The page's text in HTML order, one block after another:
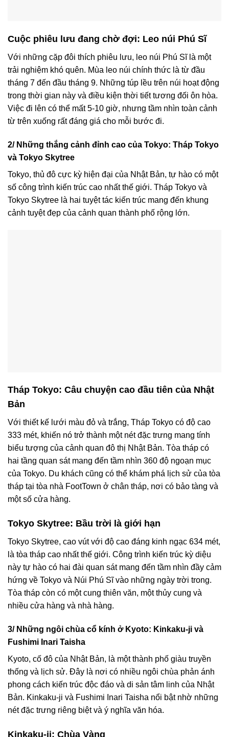
Cuộc phiêu lưu đang chờ đợi: Leo núi Phú Sĩ
Với những cặp đôi thích phiêu lưu, leo núi Phú Sĩ là một
trải nghiệm khó quên. Mùa leo núi chính thức là từ đầu
tháng 7 đến đầu tháng 9. Những túp lều trên núi hoạt động
trong thời gian này và điều kiện thời tiết tương đối ôn hòa.
Việc đi lên có thể mất 5-10 giờ, nhưng tầm nhìn toàn cảnh
từ trên xuống rất đáng giá cho mỗi bước đi.
2/ Những thắng cảnh đỉnh cao của Tokyo: Tháp Tokyo
và Tokyo Skytree
Tokyo, thủ đô cực kỳ hiện đại của Nhật Bản, tự hào có một
số công trình kiến trúc cao nhất thế giới. Tháp Tokyo và
Tokyo Skytree là hai tuyệt tác kiến trúc mang đến khung
cảnh tuyệt đẹp của cảnh quan thành phố rộng lớn.
Tháp Tokyo: Câu chuyện cao đầu tiên của Nhật
Bản
Với thiết kế lưới màu đỏ và trắng, Tháp Tokyo có độ cao
333 mét, khiến nó trở thành một nét đặc trưng mang tính
biểu tượng của cảnh quan đô thị Nhật Bản. Tòa tháp có
hai tầng quan sát mang đến tầm nhìn 360 độ ngoạn mục
của Tokyo. Du khách cũng có thể khám phá lịch sử của tòa
tháp tại tòa nhà FootTown ở chân tháp, nơi có bảo tàng và
một số cửa hàng.
Tokyo Skytree: Bầu trời là giới hạn
Tokyo Skytree, cao vút với độ cao đáng kinh ngạc 634 mét,
là tòa tháp cao nhất thế giới. Công trình kiến trúc kỳ diệu
này tự hào có hai đài quan sát mang đến tầm nhìn đầy cảm
hứng về Tokyo và Núi Phú Sĩ vào những ngày trời trong.
Tòa tháp còn có một cung thiên văn, một thủy cung và
nhiều cửa hàng và nhà hàng.
3/ Những ngôi chùa cổ kính ở Kyoto: Kinkaku-ji và
Fushimi Inari Taisha
Kyoto, cố đô của Nhật Bản, là một thành phố giàu truyền
thống và lịch sử. Đây là nơi có nhiều ngôi chùa phản ánh
phong cách kiến trúc độc đáo và di sản tâm linh của Nhật
Bản. Kinkaku-ji và Fushimi Inari Taisha nổi bật nhờ những
nét đặc trưng riêng biệt và ý nghĩa văn hóa.
Kinkaku-ji: Chùa Vàng